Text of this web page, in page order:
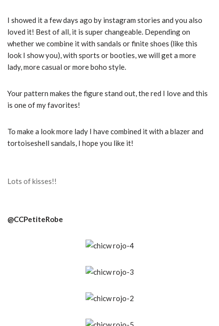
I showed it a few days ago by instagram stories and you also
loved it! Best of all, it is super changeable. Depending on
whether we combine it with sandals or finite shoes (like this
look I show you), with sports or booties, we will get a more
lady, more casual or more boho style.
Your pattern makes the figure stand out, the red I love and this
is one of my favorites!
To make a look more lady I have combined it with a blazer and
tortoiseshell sandals, I hope you like it!
Lots of kisses!!
@CCPetiteRobe